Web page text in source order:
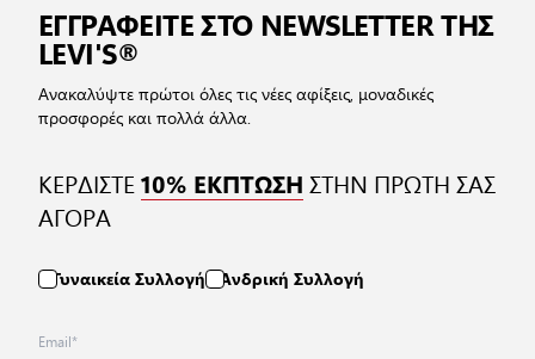
ΕΓΓΡΑΦΕΙΤΕ ΣΤΟ NEWSLETTER ΤΗΣ
LEVI'S®
Ανακαλύψτε πρώτοι όλες τις νέες αφίξεις, μοναδικές
προσφορές και πολλά άλλα.
ΚΕΡΔΙΣΤΕ10% ΕΚΠΤΩΣΗ ΣΤΗΝ ΠΡΩΤΗ ΣΑΣ
ΑΓΟΡΑ
Γυναικεία Συλλογή Ανδρική Συλλογή